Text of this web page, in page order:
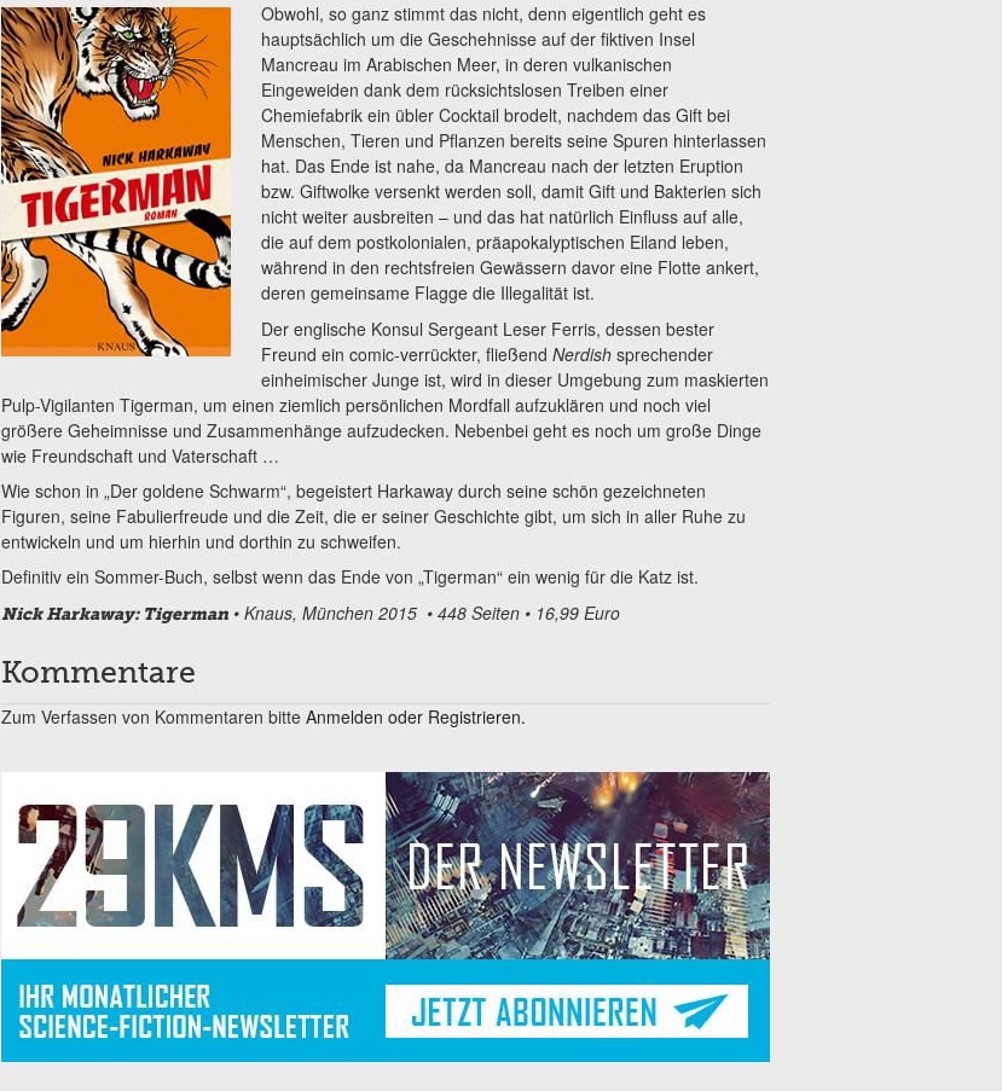
Obwohl, so ganz stimmt das nicht, denn eigentlich geht es
hauptsächlich um die Geschehnisse auf der fiktiven Insel
Mancreau im Arabischen Meer, in deren vulkanischen
Eingeweiden dank dem rücksichtslosen Treiben einer
Chemiefabrik ein übler Cocktail brodelt, nachdem das Gift bei
Menschen, Tieren und Pflanzen bereits seine Spuren hinterlassen
hat. Das Ende ist nahe, da Mancreau nach der letzten Eruption
bzw. Giftwolke versenkt werden soll, damit Gift und Bakterien sich
nicht weiter ausbreiten – und das hat natürlich Einfluss auf alle,
die auf dem postkolonialen, präapokalyptischen Eiland leben,
während in den rechtsfreien Gewässern davor eine Flotte ankert,
deren gemeinsame Flagge die Illegalität ist.
Der englische Konsul Sergeant Leser Ferris, dessen bester
Freund ein comic-verrückter, fließendNerdish sprechender
einheimischer Junge ist, wird in dieser Umgebung zum maskierten
Pulp-Vigilanten Tigerman, um einen ziemlich persönlichen Mordfall aufzuklären und noch viel
größere Geheimnisse und Zusammenhänge aufzudecken. Nebenbei geht es noch um große Dinge
wie Freundschaft und Vaterschaft …
Wie schon in „Der goldene Schwarm“, begeistert Harkaway durch seine schön gezeichneten
Figuren, seine Fabulierfreude und die Zeit, die er seiner Geschichte gibt, um sich in aller Ruhe zu
entwickeln und um hierhin und dorthin zu schweifen.
Definitiv ein Sommer-Buch, selbst wenn das Ende von „Tigerman“ ein wenig für die Katz ist.
Nick Harkaway: Tigerman• Knaus, München 2015 • 448 Seiten • 16,99 Euro
Kommentare
Zum Verfassen von Kommentaren bitte Anmelden oder Registrieren.